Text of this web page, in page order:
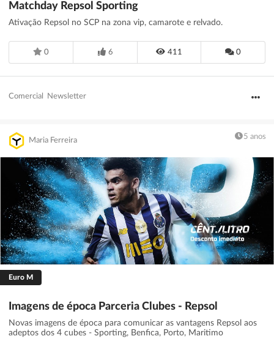
Matchday Repsol Sporting
Ativação Repsol no SCP na zona vip, camarote e relvado.
0 6 411 0
Comercial Newsletter
Maria Ferreira 5 anos
Euro M
Imagens de época Parceria Clubes - Repsol
Novas imagens de época para comunicar as vantagens Repsol aos
adeptos dos 4 cubes - Sporting, Benfica, Porto, Maritimo